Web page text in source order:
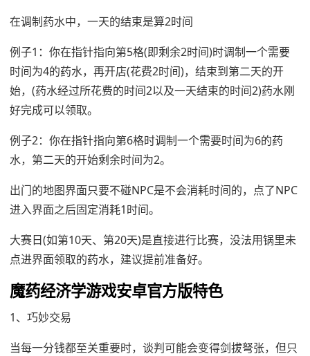
在调制药水中，一天的结束是算2时间
例子1：你在指针指向第5格(即剩余2时间)时调制一个需要
时间为4的药水，再开店(花费2时间)，结束到第二天的开
始，(药水经过所花费的时间2以及一天结束的时间2)药水刚
好完成可以领取。
例子2：你在指针指向第6格时调制一个需要时间为6的药
水，第二天的开始剩余时间为2。
出门的地图界面只要不碰NPC是不会消耗时间的，点了NPC
进入界面之后固定消耗1时间。
大赛日(如第10天、第20天)是直接进行比赛，没法用锅里未
点进界面领取的药水，建议提前准备好。
魔药经济学游戏安卓官方版特色
1、巧妙交易
当每一分钱都至关重要时，谈判可能会变得剑拔弩张，但只